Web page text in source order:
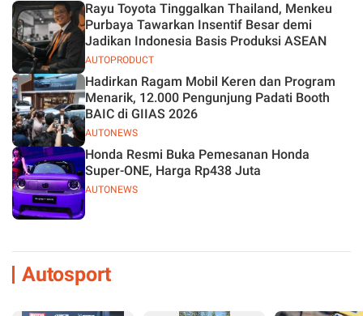
AUTOPRODUCT
Rayu Toyota Tinggalkan Thailand, Menkeu
Purbaya Tawarkan Insentif Besar demi
Jadikan Indonesia Basis Produksi ASEAN
AUTONEWS
Hadirkan Ragam Mobil Keren dan Program
Menarik, 12.000 Pengunjung Padati Booth
BAIC di GIIAS 2026
AUTONEWS
Honda Resmi Buka Pemesanan Honda
Super-ONE, Harga Rp438 Juta
Autosport